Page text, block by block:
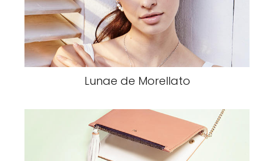
Lunae de Morellato